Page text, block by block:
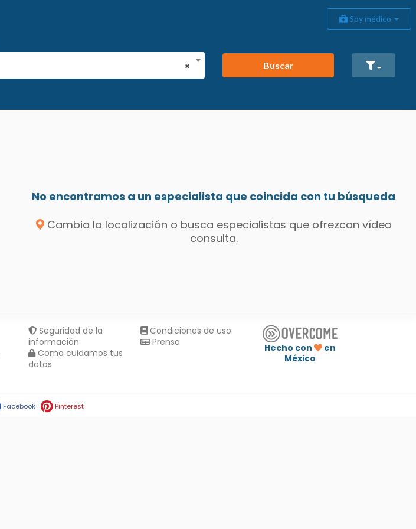
Soy médico
×
Buscar
No encontramos a un especialista que coincida con tu búsqueda
Cambia la localización o busca especialistas que ofrezcan vídeo
consulta.
Seguridad de la
información
Como cuidamos tus
datos
Condiciones de uso
Prensa
Hecho con
en
México
Facebook Pinterest